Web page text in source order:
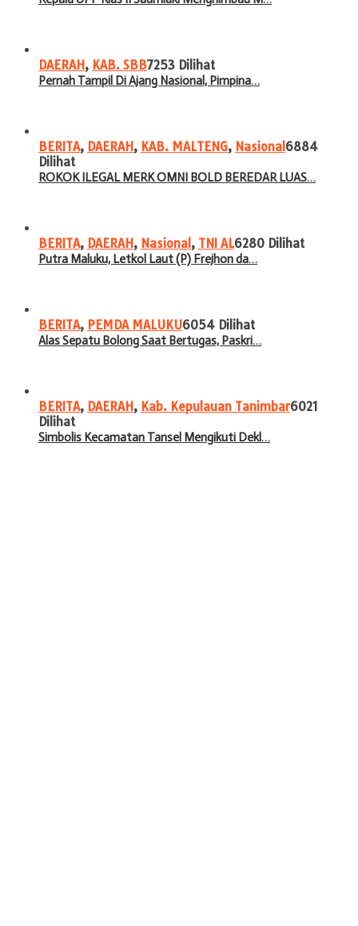
DAERAH, KAB. SBB7253 Dilihat
Pernah Tampil Di Ajang Nasional, Pimpina…
BERITA, DAERAH, KAB. MALTENG, Nasional 6884
Dilihat
ROKOK ILEGAL MERK OMNI BOLD BEREDAR LUAS…
BERITA, DAERAH, Nasional , TNI AL6280 Dilihat
Putra Maluku, Letkol Laut (P) Frejhon da…
BERITA, PEMDA MALUKU6054 Dilihat
Alas Sepatu Bolong Saat Bertugas, Paskri…
BERITA, DAERAH, Kab. Kepulauan Tanimbar6021
Dilihat
Simbolis Kecamatan Tansel Mengikuti Dekl…